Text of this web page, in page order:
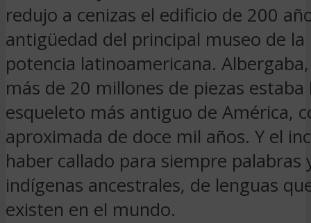
redujo a cenizas el edificio de 200
antigüedad del principal museo de
potencia latinoamericana.
más de 20 millones de piezas estaba
esqueleto más antiguo de América,
aproximada de doce mil años. Y el
haber callado para siempre palabras
indígenas ancestrales, de lenguas
existen en el mundo.